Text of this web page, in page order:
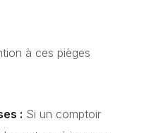
à ces pièges
: Si un comptoir